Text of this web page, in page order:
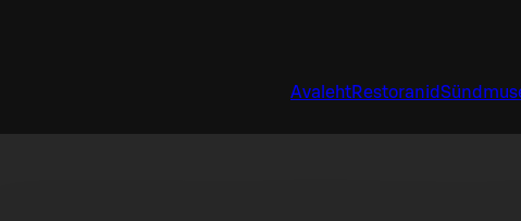
AvalehtRestoranid